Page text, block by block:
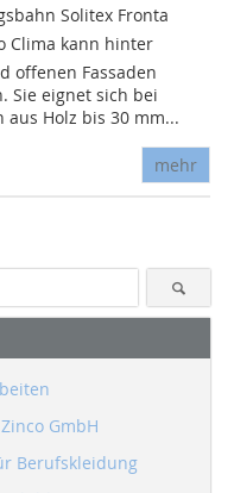
Solitex Fronta
Clima kann hinter
offenen Fassaden
Sie eignet sich bei
aus Holz bis 30 mm...
mehr
GmbH
Berufskleidung